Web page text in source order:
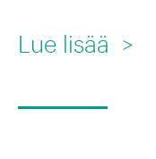
Lue lisää >